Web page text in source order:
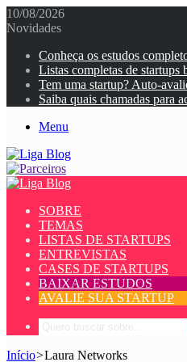
10/08/2026
Novidades
Conheça os estudos
Listas completas de startups
Tem uma startup? Auto-
Saiba quais chamadas para
Menu
SOBRE
TEMAS
LISTAS DE STARTUPS
ENTREVISTAS
CASES DE STARTUPS
BAIXAR ESTUDOS
AVALIE SUA STARTUP
Início>Laura Networks